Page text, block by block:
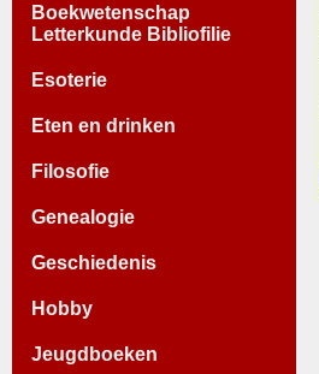
Boekwetenschap
Letterkunde Bibliofilie
Esoterie
Eten en drinken
Filosofie
Genealogie
Geschiedenis
Hobby
Jeugdboeken